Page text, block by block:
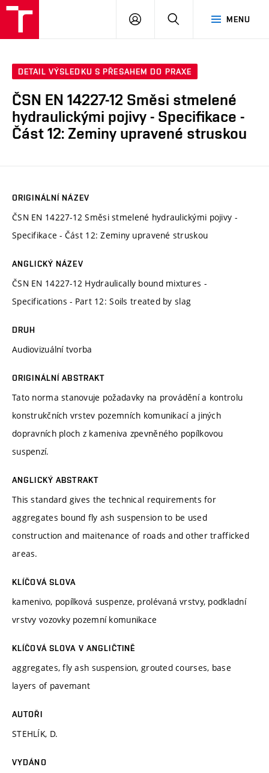
MENU
PŘIHLÁSIT
DETAIL VÝSLEDKU S PŘESAHEM DO PRAXE
ČSN EN 14227-12 Směsi stmelené
hydraulickými pojivy - Specifikace -
Část 12: Zeminy upravené struskou
ORIGINÁLNÍ NÁZEV
ČSN EN 14227-12 Směsi stmelené hydraulickými pojivy -
Specifikace - Část 12: Zeminy upravené struskou
ANGLICKÝ NÁZEV
ČSN EN 14227-12 Hydraulically bound mixtures -
Specifications - Part 12: Soils treated by slag
DRUH
Audiovizuální tvorba
ORIGINÁLNÍ ABSTRAKT
Tato norma stanovuje požadavky na provádění a kontrolu
konstrukčních vrstev pozemních komunikací a jiných
dopravních ploch z kameniva zpevněného popílkovou
suspenzí.
ANGLICKÝ ABSTRAKT
This standard gives the technical requirements for
aggregates bound fly ash suspension to be used
construction and maitenance of roads and other trafficked
areas.
KLÍČOVÁ SLOVA
kamenivo, popílková suspenze, prolévaná vrstvy, podkladní
vrstvy vozovky pozemní komunikace
KLÍČOVÁ SLOVA V ANGLIČTINĚ
aggregates, fly ash suspension, grouted courses, base
layers of pavemant
AUTOŘI
STEHLÍK, D.
VYDÁNO